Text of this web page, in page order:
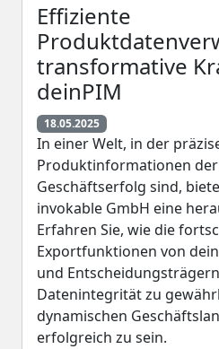
Effiziente
transformative
deinPIM
18.05.2025
In einer Welt, in der
Produktinformationen der
Geschäftserfolg sind,
invokable GmbH eine
Erfahren Sie, wie die
Exportfunktionen von
und
Datenintegrität zu
dynamischen
erfolgreich zu sein.